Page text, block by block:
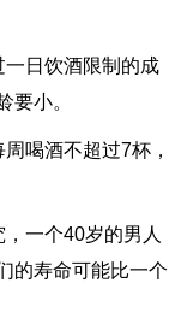
日饮酒限制的成
要小。
喝酒不超过7杯，
一个40岁的男人
的寿命可能比一个